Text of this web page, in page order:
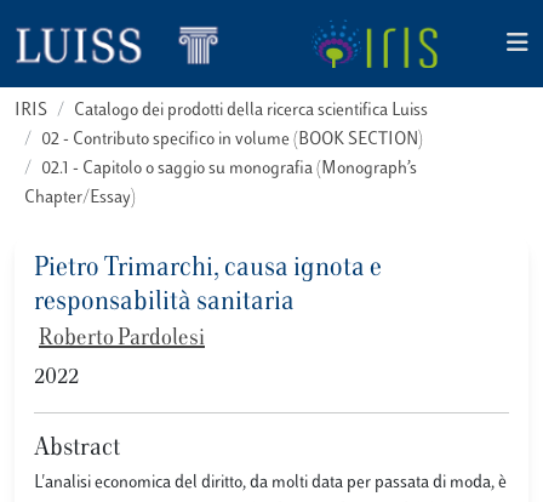
IRIS
Catalogo dei prodotti della ricerca scientifica Luiss
02 - Contributo specifico in volume (BOOK SECTION)
02.1 - Capitolo o saggio su monografia (Monograph’s
Chapter/Essay)
Pietro Trimarchi, causa ignota e
responsabilità sanitaria
Roberto Pardolesi
2022
Abstract
L'analisi economica del diritto, da molti data per passata di moda, è